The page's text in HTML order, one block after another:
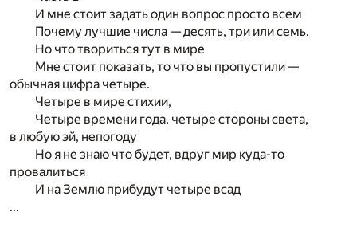
И мне стоит задать один вопрос просто всем
Почему лучшие числа — десять, три или семь.
Но что твориться тут в мире
Мне стоит показать, то что вы пропустили —
обычная цифра четыре.
Четыре в мире стихии,
Четыре времени года, четыре стороны света,
в любую эй, непогоду
Но я не знаю что будет, вдруг мир куда-то
провалиться
И на Землю прибудут четыре всад
...